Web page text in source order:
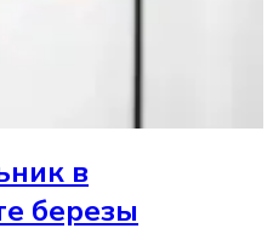
в
березы